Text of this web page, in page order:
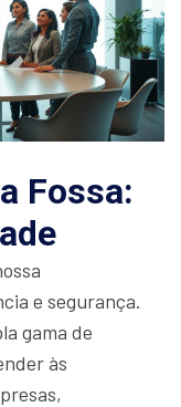
Fossa:
e segurança.
gama de
às